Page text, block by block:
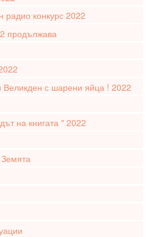
радио конкурс 2022
продължава
Великден с шарени яйца ! 2022
на книгата " 2022